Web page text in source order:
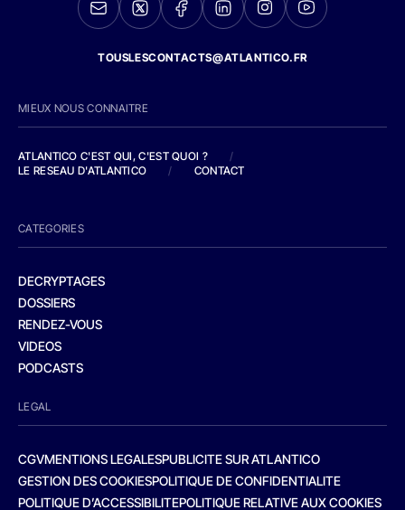
TOUSLESCONTACTS@ATLANTICO.FR
MIEUX NOUS CONNAITRE
ATLANTICO C'EST QUI, C'EST QUOI ?
/
LE RESEAU D'ATLANTICO
/ CONTACT
CATEGORIES
DECRYPTAGES
DOSSIERS
RENDEZ-VOUS
VIDEOS
PODCASTS
LEGAL
CGVMENTIONS LEGALESPUBLICITE SUR ATLANTICO
GESTION DES COOKIESPOLITIQUE DE CONFIDENTIALITE
POLITIQUE D’ACCESSIBILITEPOLITIQUE RELATIVE AUX COOKIES